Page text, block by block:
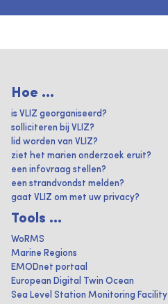
Hoe ...
is VLIZ georganiseerd?
solliciteren bij VLIZ?
lid worden van VLIZ?
ziet het marien onderzoek eruit?
een infovraag stellen?
een strandvondst melden?
gaat VLIZ om met uw privacy?
Tools ...
WoRMS
Marine Regions
EMODnet portaal
European Digital Twin Ocean
Sea Level Station Monitoring Facility